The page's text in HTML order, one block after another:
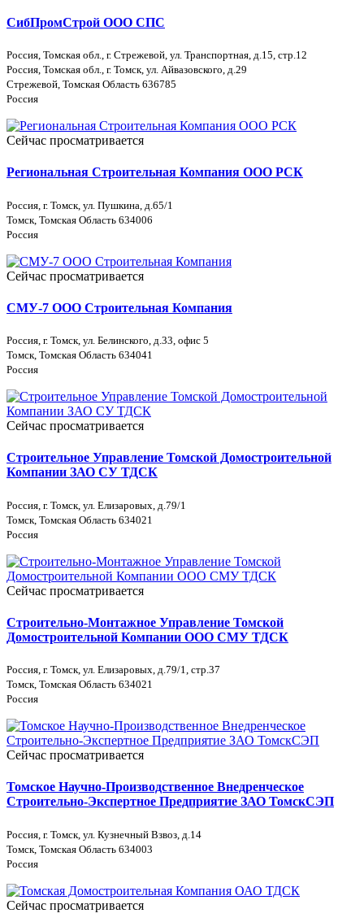
СибПромСтрой ООО СПС
Россия, Томская обл., г. Стрежевой, ул. Транспортная, д.15, стр.12
Россия, Томская обл., г. Томск, ул. Айвазовского, д.29
Стрежевой, Томская Область 636785
Россия
Сейчас просматривается
Региональная Строительная Компания ООО РСК
Россия, г. Томск, ул. Пушкина, д.65/1
Томск, Томская Область 634006
Россия
Сейчас просматривается
СМУ-7 ООО Строительная Компания
Россия, г. Томск, ул. Белинского, д.33, офис 5
Томск, Томская Область 634041
Россия
Сейчас просматривается
Строительное Управление Томской Домостроительной
Компании ЗАО СУ ТДСК
Россия, г. Томск, ул. Елизаровых, д.79/1
Томск, Томская Область 634021
Россия
Сейчас просматривается
Строительно-Монтажное Управление Томской
Домостроительной Компании ООО СМУ ТДСК
Россия, г. Томск, ул. Елизаровых, д.79/1, cтр.37
Томск, Томская Область 634021
Россия
Сейчас просматривается
Томское Научно-Производственное Внедренческое
Строительно-Экспертное Предприятие ЗАО ТомскСЭП
Россия, г. Томск, ул. Кузнечный Взвоз, д.14
Томск, Томская Область 634003
Россия
Сейчас просматривается